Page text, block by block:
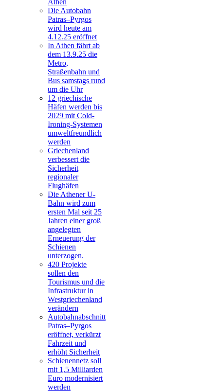
Athen
Die Autobahn
Patras–Pyrgos
wird heute am
4.12.25 eröffnet
In Athen fährt ab
dem 13.9.25 die
Metro,
Straßenbahn und
Bus samstags rund
um die Uhr
12 griechische
Häfen werden bis
2029 mit Cold-
Ironing-Systemen
umweltfreundlich
werden
Griechenland
verbessert die
Sicherheit
regionaler
Flughäfen
Die Athener U-
Bahn wird zum
ersten Mal seit 25
Jahren einer groß
angelegten
Erneuerung der
Schienen
unterzogen.
420 Projekte
sollen den
Tourismus und die
Infrastruktur in
Westgriechenland
verändern
Autobahnabschnitt
Patras–Pyrgos
eröffnet, verkürzt
Fahrzeit und
erhöht Sicherheit
Schienennetz soll
mit 1,5 Milliarden
Euro modernisiert
werden